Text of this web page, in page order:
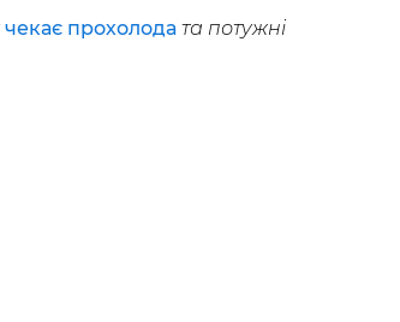
чекає прохолодата потужні